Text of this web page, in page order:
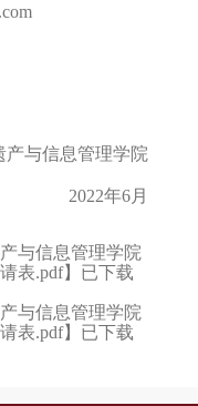
产与信息管理学院
2022年6月
与信息管理学院
表.pdf】已下载
与信息管理学院
表.pdf】已下载